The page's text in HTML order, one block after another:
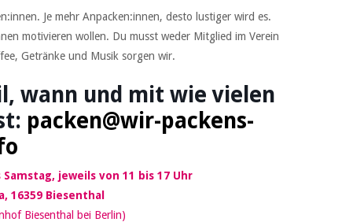
Je mehr Anpacken:innen, desto lustiger wird es.
motivieren wollen. Du musst weder Mitglied im Verein
Getränke und Musik sorgen wir.
wann und mit wie vielen
packen@wir-packens-
jeweils von 11 bis 17 Uhr
16359 Biesenthal
Biesenthal bei Berlin)